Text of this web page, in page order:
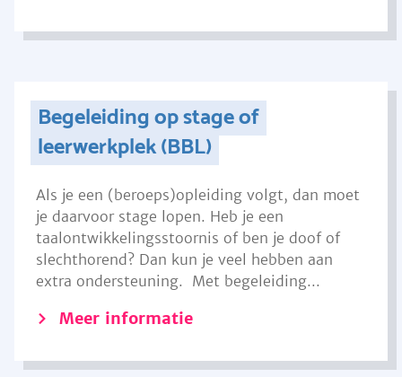
Begeleiding op stage of
leerwerkplek (BBL)
Als je een (beroeps)opleiding volgt, dan moet
je daarvoor stage lopen. Heb je een
taalontwikkelingsstoornis of ben je doof of
slechthorend? Dan kun je veel hebben aan
extra ondersteuning. Met begeleiding...
Meer informatie